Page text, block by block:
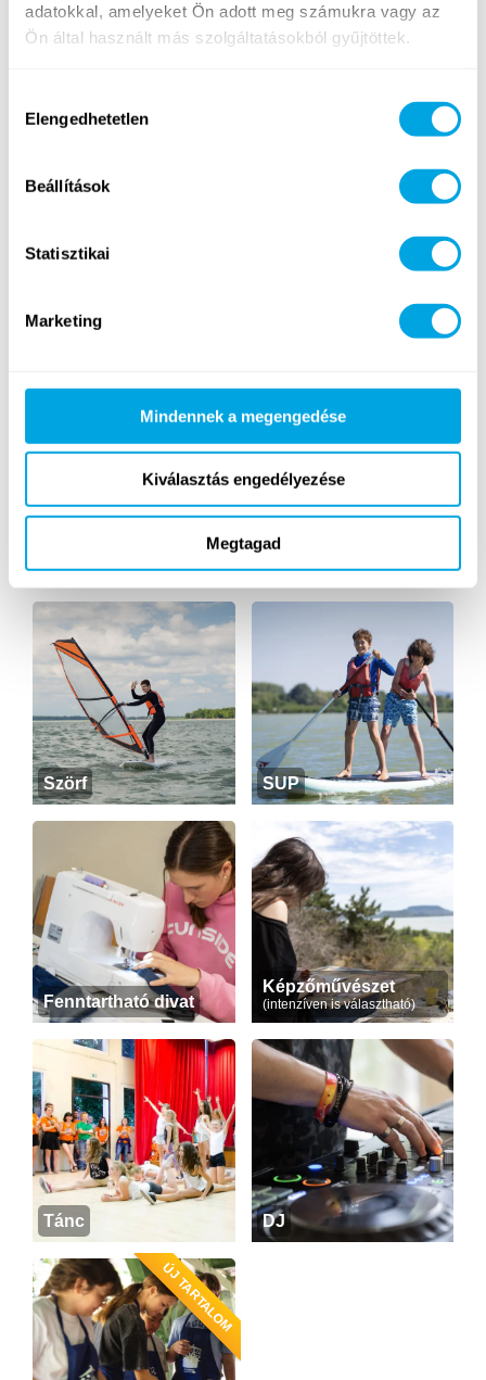
adatokkal, amelyeket Ön adott meg számukra vagy az
Ön által használt más szolgáltatásokból gyűjtöttek.
kiválasztása
Elengedhetetlen
Beállítások
Statisztikai
Marketing
Mindennek a megengedése
Kiválasztás engedélyezése
Megtagad
vízisportok
Outdoor workout
Golf Vitorlás
Szörf SUP
Fenntartható divat
Képzőművészet
(intenzíven is választható)
Tánc DJ
ÚJ TARTALOM